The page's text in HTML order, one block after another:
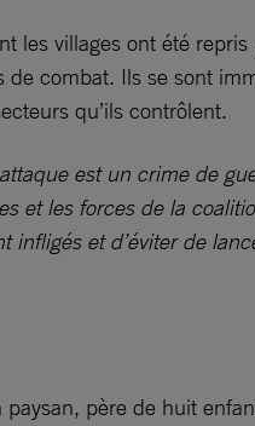
les villages ont été
combat. Ils se sont
qu’ils contrôlent.
est un crime de
et les forces de la
et d’éviter de
père de huit